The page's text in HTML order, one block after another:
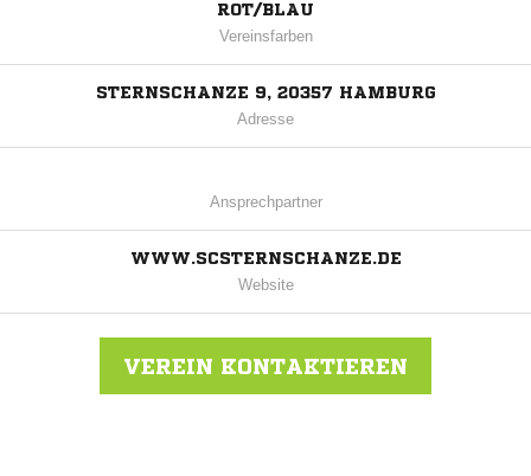
ROT/BLAU
Vereinsfarben
STERNSCHANZE 9, 20357 HAMBURG
Adresse
Ansprechpartner
WWW.SCSTERNSCHANZE.DE
Website
VEREIN KONTAKTIEREN